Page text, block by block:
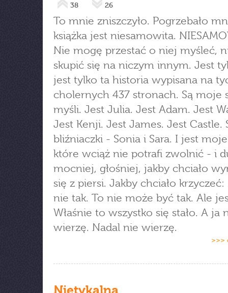
38 26
To mnie zniszczyło. Pogrzebało
książka jest niesamowita.
Nie mogę przestać o niej myśleć,
skupić się na niczym innym. Jest
jest tylko ta historia wypisana na
cholernych 437 stronach. Są moje
myśli. Jest Julia. Jest Adam. Jest
Jest Kenji. Jest James. Jest Castle.
bliźniaczki - Sonia i Sara. I jest
które wciąż nie potrafi zwolnić - i
mocniej, głośniej, jakby chciało
się z piersi. Jakby chciało
nie tak. To nie może być tak. Ale
Właśnie to wszystko się stało. A ja
wierzę. Nadal nie wierzę.
>>>